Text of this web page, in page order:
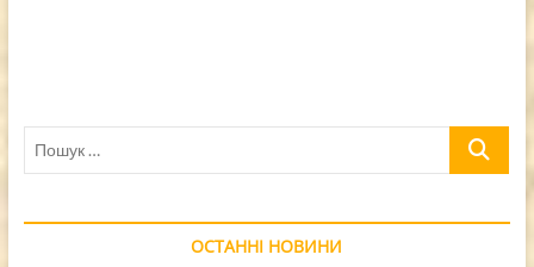
Пошук
ОСТАННІ НОВИНИ